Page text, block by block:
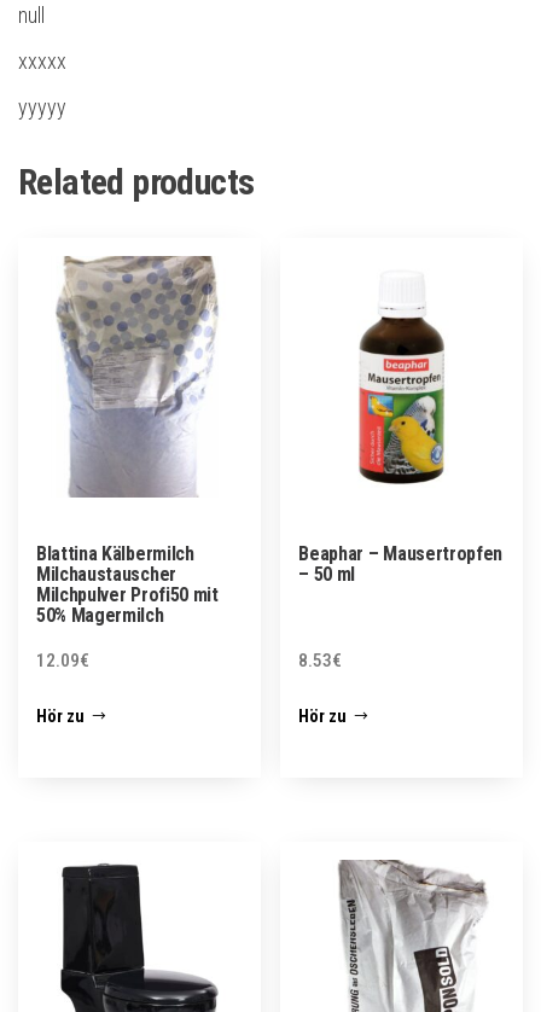
null
xxxxx
yyyyy
Related products
Blattina Kälbermilch
Milchaustauscher
Milchpulver Profi50 mit
50% Magermilch
12.09€
Hör zu
Beaphar – Mausertropfen
– 50 ml
8.53€
Hör zu